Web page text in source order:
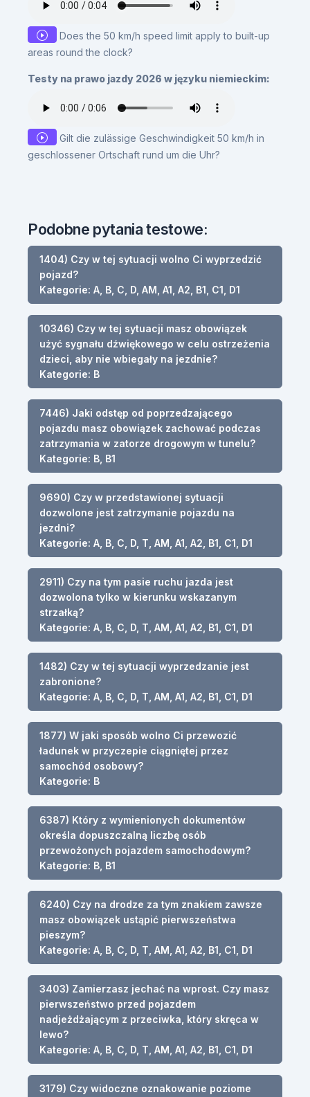
Does the 50 km/h speed limit apply to built-up
areas round the clock?
Testy na prawo jazdy 2026 w języku niemieckim:
Gilt die zulässige Geschwindigkeit 50 km/h in
geschlossener Ortschaft rund um die Uhr?
Podobne pytania testowe:
1404) Czy w tej sytuacji wolno Ci wyprzedzić
pojazd?
Kategorie: A, B, C, D, AM, A1, A2, B1, C1, D1
10346) Czy w tej sytuacji masz obowiązek
użyć sygnału dźwiękowego w celu ostrzeżenia
dzieci, aby nie wbiegały na jezdnie?
Kategorie: B
7446) Jaki odstęp od poprzedzającego
pojazdu masz obowiązek zachować podczas
zatrzymania w zatorze drogowym w tunelu?
Kategorie: B, B1
9690) Czy w przedstawionej sytuacji
dozwolone jest zatrzymanie pojazdu na
jezdni?
Kategorie: A, B, C, D, T, AM, A1, A2, B1, C1, D1
2911) Czy na tym pasie ruchu jazda jest
dozwolona tylko w kierunku wskazanym
strzałką?
Kategorie: A, B, C, D, T, AM, A1, A2, B1, C1, D1
1482) Czy w tej sytuacji wyprzedzanie jest
zabronione?
Kategorie: A, B, C, D, T, AM, A1, A2, B1, C1, D1
1877) W jaki sposób wolno Ci przewozić
ładunek w przyczepie ciągniętej przez
samochód osobowy?
Kategorie: B
6387) Który z wymienionych dokumentów
określa dopuszczalną liczbę osób
przewożonych pojazdem samochodowym?
Kategorie: B, B1
6240) Czy na drodze za tym znakiem zawsze
masz obowiązek ustąpić pierwszeństwa
pieszym?
Kategorie: A, B, C, D, T, AM, A1, A2, B1, C1, D1
3403) Zamierzasz jechać na wprost. Czy masz
pierwszeństwo przed pojazdem
nadjeżdżającym z przeciwka, który skręca w
lewo?
Kategorie: A, B, C, D, T, AM, A1, A2, B1, C1, D1
3179) Czy widoczne oznakowanie poziome